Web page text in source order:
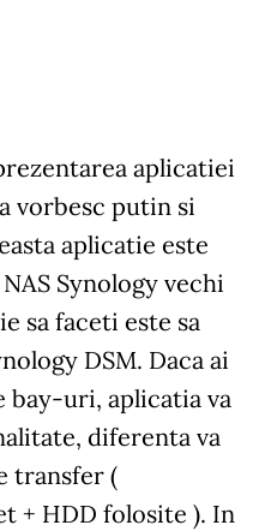
aplicatiei
vorbesc putin si
aplicatie este
Synology vechi
sa faceti este sa
DSM. Daca ai
bay-uri, aplicatia va
diferenta va
transfer (
+ HDD folosite ). In